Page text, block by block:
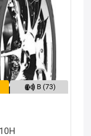
B (73)